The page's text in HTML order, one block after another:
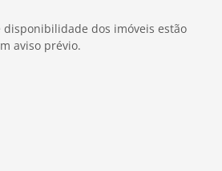
disponibilidade dos imóveis estão
aviso prévio.